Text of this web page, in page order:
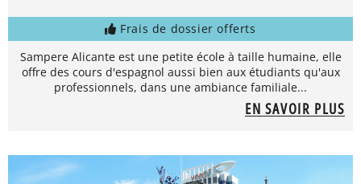
Frais de dossier offerts
Sampere Alicante est une petite école à taille humaine, elle
offre des cours d'espagnol aussi bien aux étudiants qu'aux
professionnels, dans une ambiance familiale...
EN SAVOIR PLUS